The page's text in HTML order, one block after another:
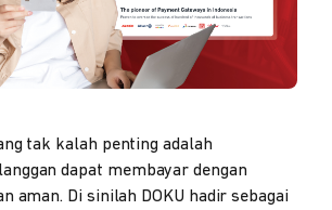
tak kalah penting adalah
dapat membayar dengan
aman. Di sinilah DOKU hadir sebagai